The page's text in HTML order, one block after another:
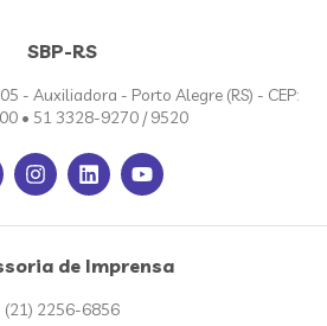
SBP-RS
- Auxiliadora - Porto Alegre (RS) - CEP:
• 51 3328-9270 / 9520
de Imprensa
(21) 2256-6856